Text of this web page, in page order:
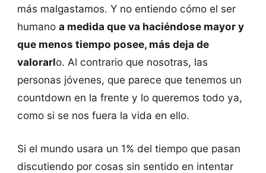
más malgastamos. Y no entiendo cómo el ser
humano a medida que va haciéndose mayor y
que menos tiempo posee, más deja de
valorarlo. Al contrario que nosotras, las
personas jóvenes, que parece que tenemos un
countdown en la frente y lo queremos todo ya,
como si se nos fuera la vida en ello.
Si el mundo usara un 1% del tiempo que pasan
discutiendo por cosas sin sentido en intentar